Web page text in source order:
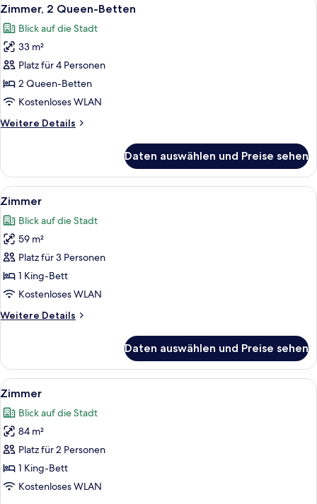
Fotos
für
Zimmer,
2 Queen-
Betten
anzeigen
4
Zimmer, 2 Queen-Betten
Blick auf die Stadt
33 m²
Platz für 4 Personen
2 Queen-Betten
Kostenloses WLAN
Weitere Details
Weitere
2 Queen-
Betten
Daten auswählen und Preise sehen
Alle
Fotos
für
Zimmer
anzeigen
Ein Hotelzimmer mit einem großen
5
Zimmer
Blick auf die Stadt
59 m²
Platz für 3 Personen
1 King-Bett
Kostenloses WLAN
Weitere Details
Weitere
Daten auswählen und Preise sehen
Alle
Fotos
für
Zimmer
anzeigen
Ein modernes Wohnzimmer mit
5
Zimmer
Blick auf die Stadt
84 m²
Platz für 2 Personen
1 King-Bett
Kostenloses WLAN